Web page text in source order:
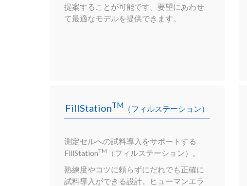
提案することが可能です。要望にあわせ
て最適なモデルを提供できます。
FillStationTM （フィルステーション）
測定セルへの試料導入をサポートする
FillStationTM
（フィルステーション）。
熟練度やコツに頼らずにだれでも正確に
試料導入ができる設計。ヒューマンエラ